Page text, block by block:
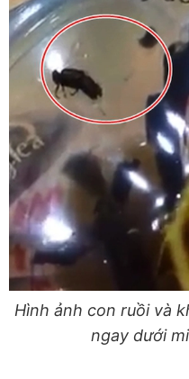
Hình ảnh con ruồi và
ngay dưới